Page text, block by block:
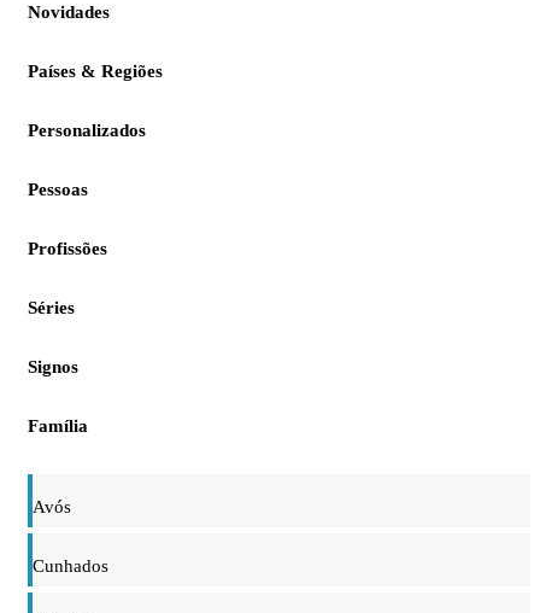
Novidades
Países & Regiões
Personalizados
Pessoas
Profissões
Séries
Signos
Família
Avós
Cunhados